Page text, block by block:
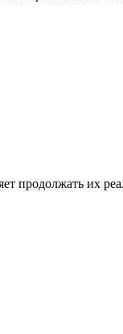
продолжать их